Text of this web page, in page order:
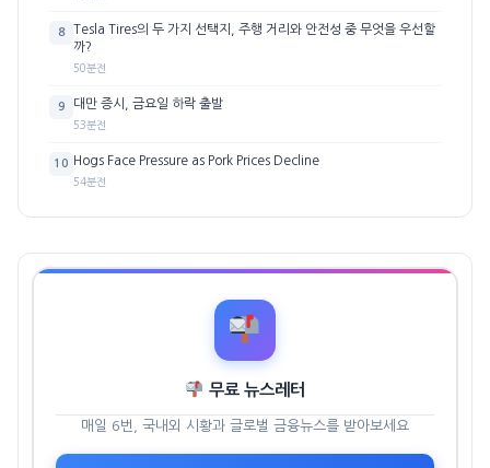
8
Tesla Tires의 두 가지 선택지, 주행 거리와 안전성 중 무엇을 우선할
까?
50분전
9 대만 증시, 금요일 하락 출발
53분전
10 Hogs Face Pressure as Pork Prices Decline
54분전
무료 뉴스레터
매일 6번, 국내외 시황과 글로벌 금융뉴스를 받아보세요